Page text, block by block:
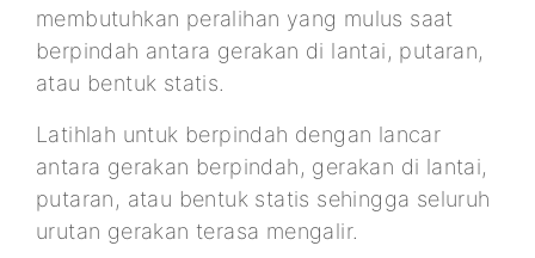
membutuhkan peralihan yang mulus saat
berpindah antara gerakan di lantai, putaran,
atau bentuk statis.
Latihlah untuk berpindah dengan lancar
antara gerakan berpindah, gerakan di lantai,
putaran, atau bentuk statis sehingga seluruh
urutan gerakan terasa mengalir.